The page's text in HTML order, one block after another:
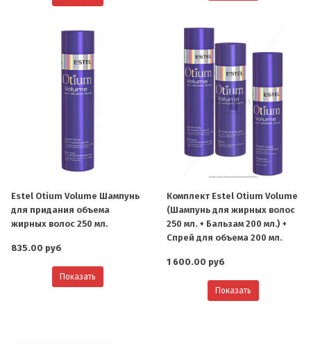
Estel Otium Volume Шампунь
для придания объема
жирных волос 250 мл.
835.00 руб
Показать
Комплект Estel Otium Volume
(Шампунь для жирных волос
250 мл. + Бальзам 200 мл.) +
Спрей для объема 200 мл.
1 600.00 руб
Показать